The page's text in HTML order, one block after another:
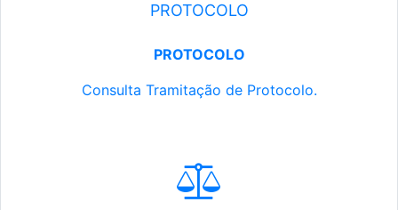
PROTOCOLO
PROTOCOLO
Consulta Tramitação de Protocolo.